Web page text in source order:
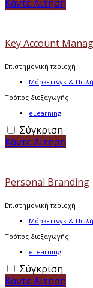
Κάντε Αίτηση
Key Account
Επιστημονική περιοχή
Μάρκετινγκ &
Τρόπος διεξαγωγής
eLearning
Σύγκριση
Κάντε Αίτηση
Personal Branding
Επιστημονική περιοχή
Μάρκετινγκ &
Τρόπος διεξαγωγής
eLearning
Σύγκριση
Κάντε Αίτηση